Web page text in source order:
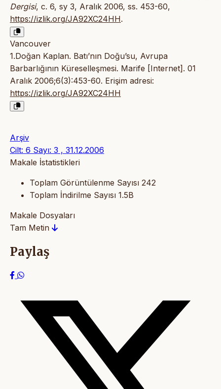
Dergisi, c. 6, sy 3, Aralık 2006, ss. 453-60,
https://izlik.org/JA92XC24HH.
Vancouver
1.Doğan Kaplan. Batı’nın Doğu’su, Avrupa
Barbarlığının Küreselleşmesi. Marife [Internet]. 01
Aralık 2006;6(3):453-60. Erişim adresi:
https://izlik.org/JA92XC24HH
Arşiv
Cilt: 6 Sayı: 3 , 31.12.2006
Makale İstatistikleri
Toplam Görüntülenme Sayısı 242
Toplam İndirilme Sayısı 1.5B
Makale Dosyaları
Tam Metin
Paylaş